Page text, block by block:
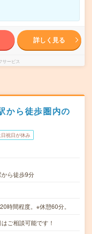
詳しく見る
サービス
から徒歩圏内の
日祝日が休み
ら徒歩9分
間程度。※休憩60分。
ご相談可能です！